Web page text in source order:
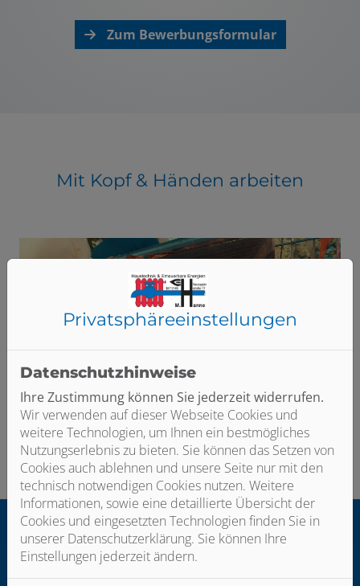
Zum Bewerbungsformular
Mit Kopf & Händen arbeiten
Dein persönlicher Ansprechpartner
Privatsphäre­einstellungen
Datenschutzhinweise
Ihre Zustimmung können Sie jederzeit widerrufen.
Wir verwenden auf dieser Webseite Cookies und
weitere Technologien, um Ihnen ein bestmögliches
Nutzungserlebnis zu bieten. Sie können das Setzen von
Cookies auch ablehnen und unsere Seite nur mit den
technisch notwendigen Cookies nutzen. Weitere
Informationen, sowie eine detaillierte Übersicht der
Cookies und eingesetzten Technologien finden Sie in
unserer Datenschutzerklärung. Sie können Ihre
Einstellungen jederzeit ändern.